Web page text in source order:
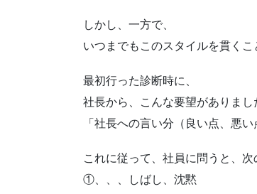
しかし、一方で、
いつまでもこのスタイルを貫くこ
最初行った診断時に、
社長から、こんな要望がありまし
「社長への言い分（良い点、悪
これに従って、社員に問うと、次
①、、、しばし、沈黙